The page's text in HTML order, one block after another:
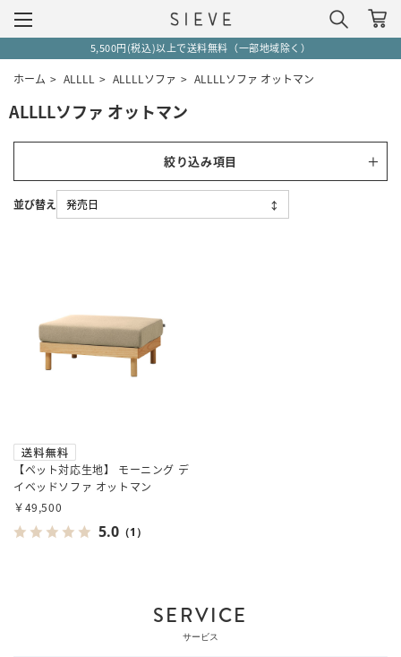
5,500円(税込)以上で送料無料（一部地域除く）
ホーム > ALLLL > ALLLLソファ > ALLLLソファ オットマン
ALLLLソファ オットマン
絞り込み項目
【ペット対応生地】 モーニング デ
イベッドソファ オットマン
￥49,500
5.0 （1）
SERVICE
サービス